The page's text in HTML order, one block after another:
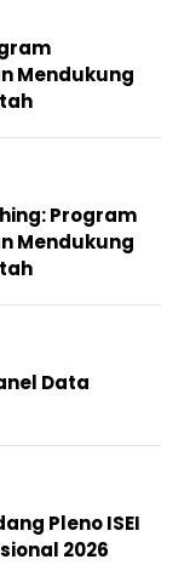
Mendukung
Program
Mendukung
Data
Pleno ISEI
2026